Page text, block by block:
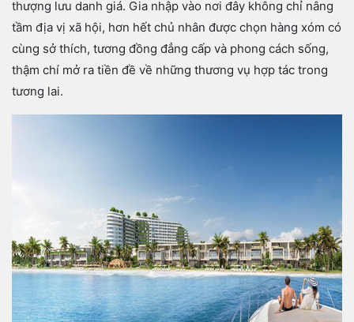
thượng lưu danh giá. Gia nhập vào nơi đây không chỉ nâng
tầm địa vị xã hội, hơn hết chủ nhân được chọn hàng xóm có
cùng sở thích, tương đồng đẳng cấp và phong cách sống,
thậm chí mở ra tiền đề về những thương vụ hợp tác trong
tương lai.